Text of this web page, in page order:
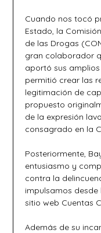
Cuando nos tocó
Estado, la
de las Drogas
gran colaborador
aportó sus
permitió crear las
legitimación de
propuesto
de la expresión
consagrado en la
Posteriormente,
entusiasmo y
contra la
impulsamos desde
sitio web Cuentas
Además de su